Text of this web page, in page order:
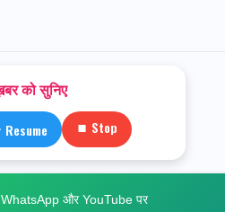
को सुनिए
Resume ⏹ Stop
और YouTube पर